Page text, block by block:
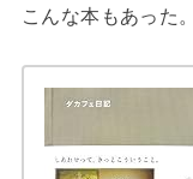
こんな本もあった。